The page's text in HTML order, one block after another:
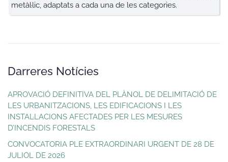
metàl·lic, adaptats a cada una de les categories.
Darreres Notícies
APROVACIÓ DEFINITIVA DEL PLÀNOL DE DELIMITACIÓ DE
LES URBANITZACIONS, LES EDIFICACIONS I LES
INSTAL·LACIONS AFECTADES PER LES MESURES
D’INCENDIS FORESTALS
CONVOCATORIA PLE EXTRAORDINARI URGENT DE 28 DE
JULIOL DE 2026